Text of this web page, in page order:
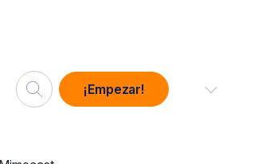
¡Empezar!